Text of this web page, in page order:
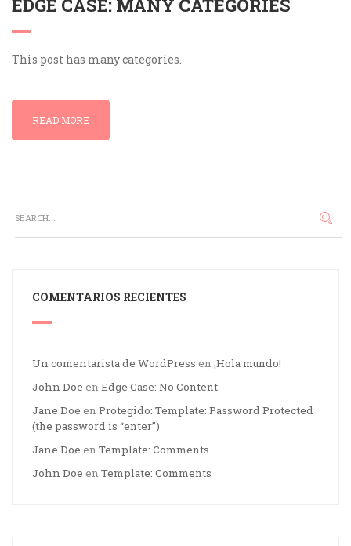
EDGE CASE: MANY CATEGORIES
This post has many categories.
READ MORE
COMENTARIOS RECIENTES
Un comentarista de WordPress en ¡Hola mundo!
John Doe en Edge Case: No Content
Jane Doe en Protegido: Template: Password Protected
(the password is “enter”)
Jane Doe en Template: Comments
John Doe en Template: Comments